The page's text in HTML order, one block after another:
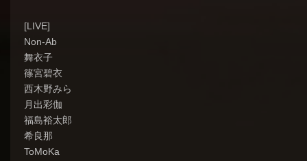
[LIVE]
Non-Ab
舞衣子
篠宮碧衣
西木野みら
月出彩伽
福島裕太郎
希良那
ToMoKa